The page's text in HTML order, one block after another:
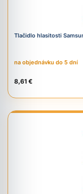
Tlačidlo hlasitosti
na objednávku do 5 dní
8,61 €